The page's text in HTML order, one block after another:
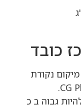
כובד
נקודת
גבוה ב כ